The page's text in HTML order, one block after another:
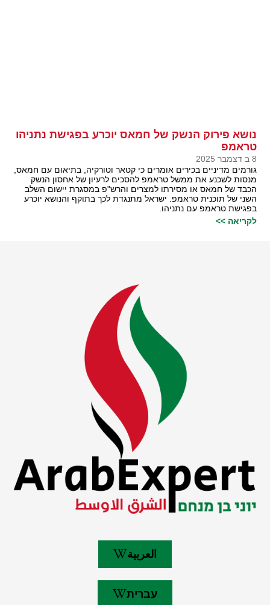
נושא פירוק הנשק של חמאס יוכרע בפגישת נתניהו
טראמפ
8 ב דצמבר 2025
גורמים מדיניים בכירים אומרים כי קטאר וטורקיה, בתיאום עם חמאס,
מנסות לשכנע את ממשל טראמפ להסכים לרעיון של אחסון הנשק
הכבד של חמאס או מסירתו למצרים והרש"פ במסגרת יישום השלב
השני של תוכנית טראמפ. ישראל מתנגדת לכך בתוקף והנושא יוכרע
בפגישת טראמפ עם נתניהו.
לקריאה >>
العربية
עברית